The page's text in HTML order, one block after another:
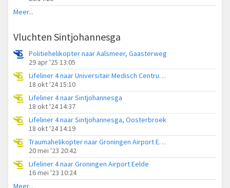
Meer...
Vluchten Sintjohannesga
Politiehelikopter naar Aalsmeer, Gaasterweg
29 apr '25 13:05
Lifeliner 4 naar Universitair Medisch Centrum Groningen, Streek
18 okt '24 15:10
Lifeliner 4 naar Sintjohannesga
18 okt '24 14:37
Lifeliner 4 naar Sintjohannesga, Oosterbroek
18 okt '24 14:19
Traumahelikopter naar Groningen Airport Eelde
20 mei '23 20:42
Lifeliner 4 naar Groningen Airport Eelde
16 mei '23 10:24
Meer...